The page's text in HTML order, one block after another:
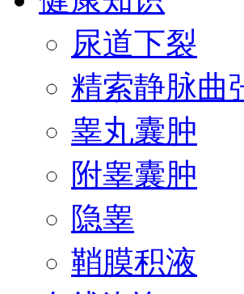
尿道下裂
精索静脉曲
睾丸囊肿
附睾囊肿
隐睾
鞘膜积液